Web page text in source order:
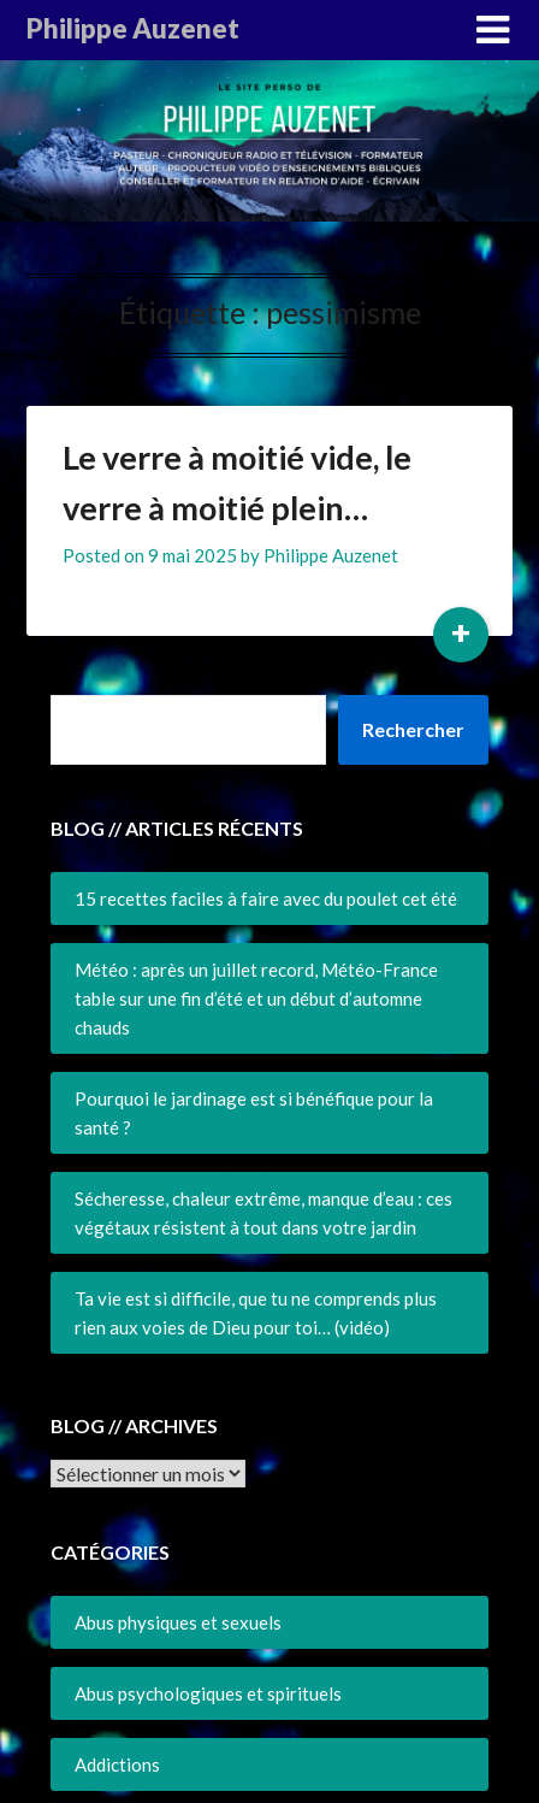
Philippe Auzenet
Étiquette :pessimisme
Le verre à moitié vide, le
verre à moitié plein…
Posted on9 mai 2025 by Philippe Auzenet
+
Rechercher
BLOG // ARTICLES RÉCENTS
15 recettes faciles à faire avec du poulet cet été
Météo : après un juillet record, Météo-France
table sur une fin d’été et un début d’automne
chauds
Pourquoi le jardinage est si bénéfique pour la
santé ?
Sécheresse, chaleur extrême, manque d’eau : ces
végétaux résistent à tout dans votre jardin
Ta vie est si difficile, que tu ne comprends plus
rien aux voies de Dieu pour toi… (vidéo)
BLOG // ARCHIVES
Archives
CATÉGORIES
Abus physiques et sexuels
Abus psychologiques et spirituels
Addictions